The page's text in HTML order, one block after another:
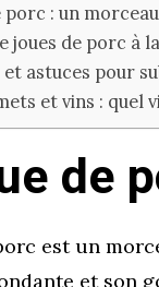
porc : un
joues de porc à
astuces pour
et vins : quel
de
est un
et son